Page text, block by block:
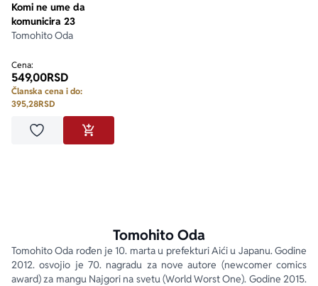
Komi ne ume da
komunicira 23
Tomohito Oda
Cena:
549,00RSD
Članska cena i do:
395,28RSD
Dodaj u omiljeneDODAJ U KORPU
Tomohito Oda
Tomohito Oda rođen je 10. marta u prefekturi Aići u Japanu. Godine
2012. osvojio je 70. nagradu za nove autore (newcomer comics
award) za mangu Najgori na svetu (World Worst One). Godine 2015.